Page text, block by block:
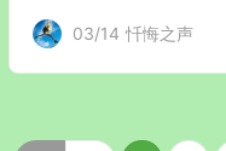
03/14 忏悔之声